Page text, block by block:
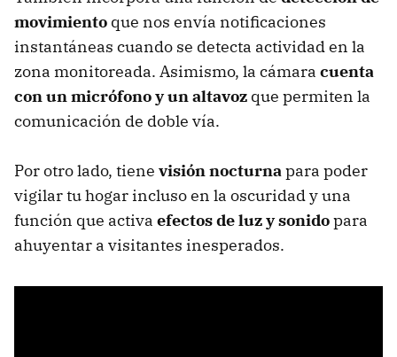
movimiento que nos envía notificaciones
instantáneas cuando se detecta actividad en la
zona monitoreada. Asimismo, la cámara cuenta
con un micrófono y un altavoz que permiten la
comunicación de doble vía.
Por otro lado, tiene visión nocturnapara poder
vigilar tu hogar incluso en la oscuridad y una
función que activa efectos de luz y sonidopara
ahuyentar a visitantes inesperados.